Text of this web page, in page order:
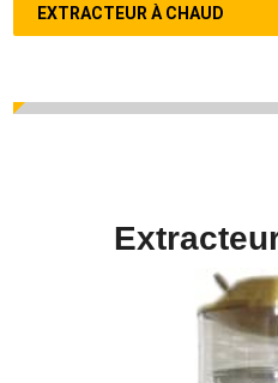
EXTRACTEUR À CHAUD